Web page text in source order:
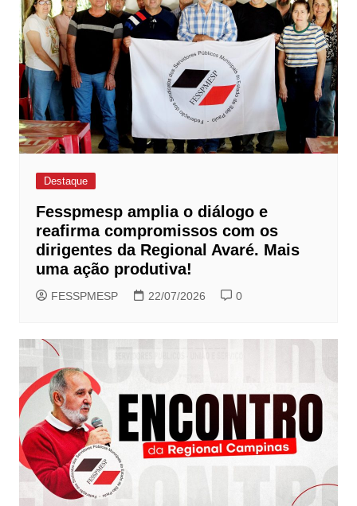
Destaque
Fesspmesp amplia o diálogo e
reafirma compromissos com os
dirigentes da Regional Avaré. Mais
uma ação produtiva!
FESSPMESP 22/07/2026 0